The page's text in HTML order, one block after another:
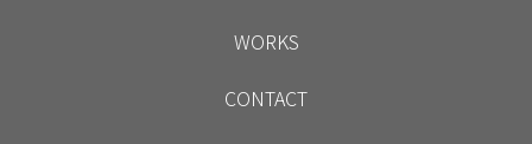
WORKS
CONTACT